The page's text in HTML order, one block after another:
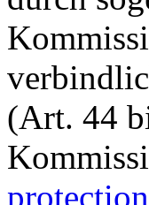
(Art. 44